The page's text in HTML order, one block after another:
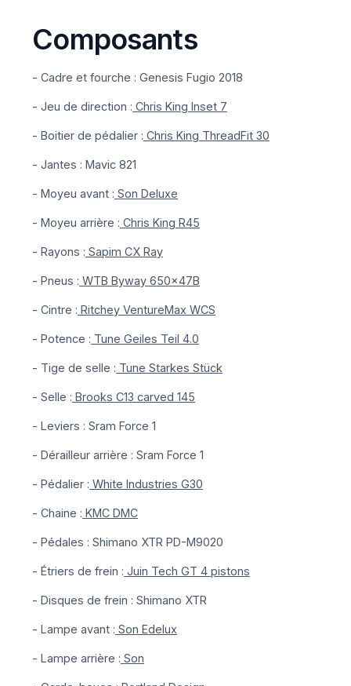
Composants
- Cadre et fourche : Genesis Fugio 2018
- Jeu de direction : Chris King Inset 7
- Boitier de pédalier : Chris King ThreadFit 30
- Jantes : Mavic 821
- Moyeu avant : Son Deluxe
- Moyeu arrière : Chris King R45
- Rayons : Sapim CX Ray
- Pneus : WTB Byway 650x47B
- Cintre : Ritchey VentureMax WCS
- Potence : Tune Geiles Teil 4.0
- Tige de selle : Tune Starkes Stück
- Selle : Brooks C13 carved 145
- Leviers : Sram Force 1
- Dérailleur arrière : Sram Force 1
- Pédalier : White Industries G30
- Chaine : KMC DMC
- Pédales : Shimano XTR PD-M9020
- Étriers de frein : Juin Tech GT 4 pistons
- Disques de frein : Shimano XTR
- Lampe avant : Son Edelux
- Lampe arrière : Son